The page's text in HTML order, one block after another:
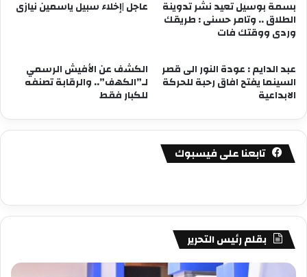
بسمة بوسيل تعيد نشر تدوينة
الطلاق .. وتامر حسنى : طريقك
وردى ووقتك فات
عاجل |إخلاء سبيل ياسمين نيازى
عبد الدايم : عودة النور الى قصر
السينما يفتح افاق رحبة للحركة
الابداعية
الكشف عن الأفيش الرسمي
لـ”الكهف”.. والرقابة تصنفه
للكبار فقط
تابعنا على فيسبوك
بقلم رئيس التحرير
مصطفى